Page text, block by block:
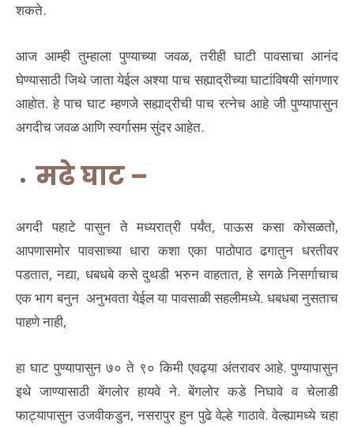
शकते.
आज आम्ही तुम्हाला पुण्याच्या जवळ, तरीही घाटी पावसाचा आनंद
घेण्यासाठी जिथे जाता येईल अश्या पाच सह्याद्रीच्या घाटांविषयी सांगणार
आहोत. हे पाच घाट म्हणजे सह्याद्रीची पाच रत्नेच आहे जी पुण्यापासुन
अगदीच जवळ आणि स्वर्गासम सुंदर आहेत.
मढे घाट –
अगदी पहाटे पासुन ते मध्यरात्री पर्यंत, पाऊस कसा कोसळतो,
आपणासमोर पावसाच्या धारा कशा एका पाठोपाठ ढगातुन धरतीवर
पडतात, नद्या, धबधबे कसे दुथडी भरुन वाहतात, हे सगळे निसर्गाचाच
एक भाग बनुन अनुभवता येईल या पावसाळी सहलीमध्ये. धबधबा नुसताच
पाहणे नाही,
हा घाट पुण्यापासुन ७० ते ९० किमी एवढ्या अंतरावर आहे. पुण्यापासुन
इथे जाण्यासाठी बेंगलोर हायवे ने. बेंगलोर कडे निघावे व चेलाडी
फाट्यापासुन उजवीकडुन, नसरापुर हुन पुढे वेल्हे गाठावे. वेल्ह्यामध्ये चहा